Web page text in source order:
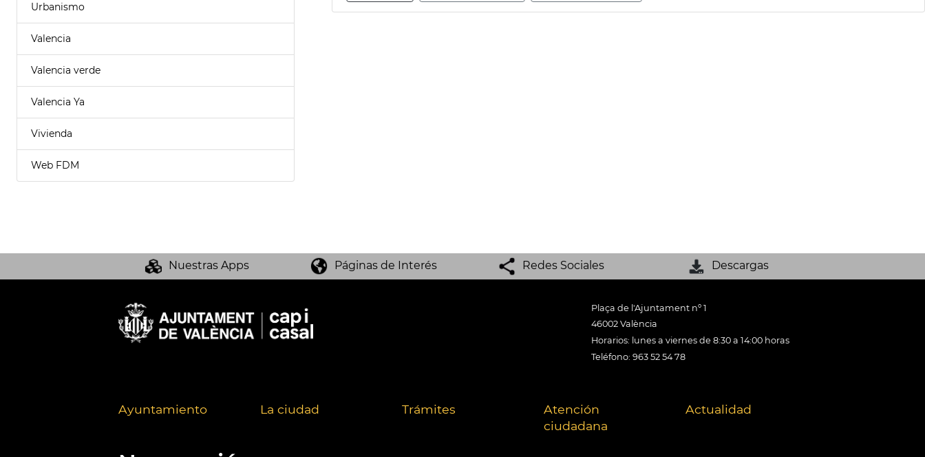
Urbanismo
Valencia
Valencia verde
Valencia Ya
Vivienda
Web FDM
Nuestras Apps Páginas de Interés Redes Sociales Descargas
Plaça de l'Ajuntament nº 1
46002 València
Horarios: lunes a viernes de 8:30 a 14:00 horas
Teléfono: 963 52 54 78
Ayuntamiento La ciudad Trámites
Atención
ciudadana
Actualidad